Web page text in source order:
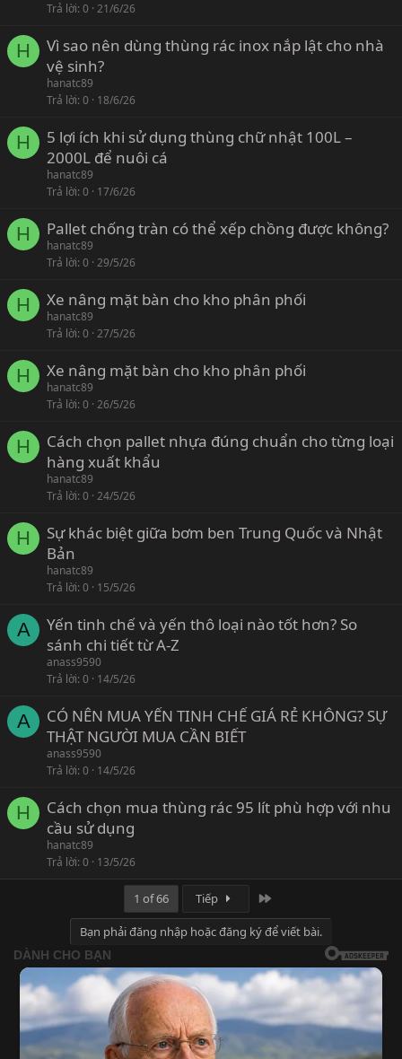
Trả lời 0 21/6/26
H
Vì sao nên dùng thùng rác inox nắp lật cho nhà
vệ sinh?
hanatc89
Trả lời 0 18/6/26
H
5 lợi ích khi sử dụng thùng chữ nhật 100L –
2000L để nuôi cá
hanatc89
Trả lời 0 17/6/26
H Pallet chống tràn có thể xếp chồng được không?
hanatc89
Trả lời 0 29/5/26
H Xe nâng mặt bàn cho kho phân phối
hanatc89
Trả lời 0 27/5/26
H Xe nâng mặt bàn cho kho phân phối
hanatc89
Trả lời 0 26/5/26
H
Cách chọn pallet nhựa đúng chuẩn cho từng loại
hàng xuất khẩu
hanatc89
Trả lời 0 24/5/26
H
Sự khác biệt giữa bơm ben Trung Quốc và Nhật
Bản
hanatc89
Trả lời 0 15/5/26
A
Yến tinh chế và yến thô loại nào tốt hơn? So
sánh chi tiết từ A-Z
anass9590
Trả lời 0 14/5/26
A
CÓ NÊN MUA YẾN TINH CHẾ GIÁ RẺ KHÔNG? SỰ
THẬT NGƯỜI MUA CẦN BIẾT
anass9590
Trả lời 0 14/5/26
H
Cách chọn mua thùng rác 95 lít phù hợp với nhu
cầu sử dụng
hanatc89
Trả lời 0 13/5/26
1 of 66 Tiếp
Bạn phải đăng nhập hoặc đăng ký để viết bài.